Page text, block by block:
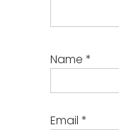
Name *
Email *